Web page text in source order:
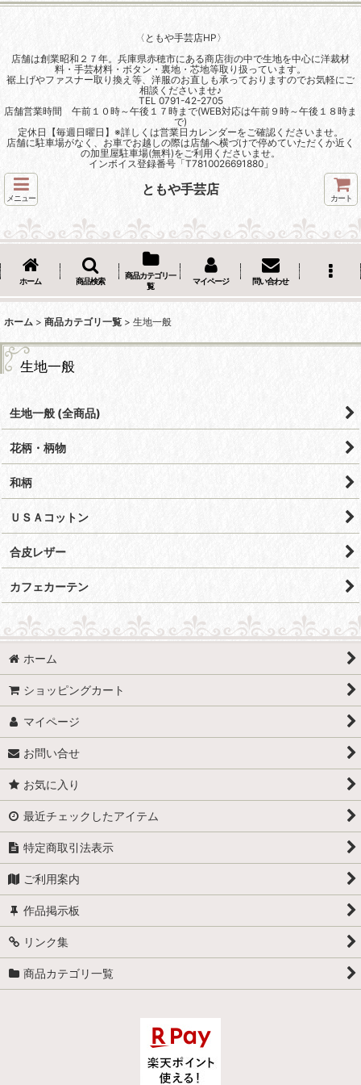
〈ともや手芸店HP〉
店舗は創業昭和２７年。兵庫県赤穂市にある商店街の中で生地を中心に洋裁材
料・手芸材料・ボタン・裏地・芯地等取り扱っています。
裾上げやファスナー取り換え等、洋服のお直しも承っておりますのでお気軽にご
相談くださいませ♪
TEL 0791-42-2705
店舗営業時間 午前１０時～午後１７時まで(WEB対応は午前９時～午後１８時ま
で)
定休日【毎週日曜日】※詳しくは営業日カレンダーをご確認くださいませ。
店舗に駐車場がなく、お車でお越しの際は店舗へ横づけで停めていただくか近く
の加里屋駐車場(無料)をご利用くださいませ。
インボイス登録番号「T7810026691880」
メニュー
ともや手芸店
カート
ホーム 商品検索
商品カテゴリ一
覧
マイページ 問い合わせ
ホーム > 商品カテゴリ一覧 > 生地一般
生地一般
生地一般 (全商品)
花柄・柄物
和柄
ＵＳＡコットン
合皮レザー
カフェカーテン
ホーム
ショッピングカート
マイページ
お問い合せ
お気に入り
最近チェックしたアイテム
特定商取引法表示
ご利用案内
作品掲示板
リンク集
商品カテゴリ一覧